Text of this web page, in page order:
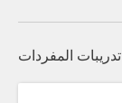
تدريبات المفردات